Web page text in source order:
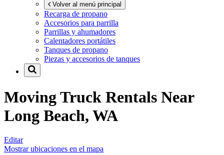
Volver al menú principal
Recarga de propano
Accesorios para parrilla
Parrillas y ahumadores
Calentadores portátiles
Tanques de propano
Piezas y accesorios de tanques
Moving Truck Rentals Near
Long Beach, WA
Editar
Mostrar ubicaciones en el mapa